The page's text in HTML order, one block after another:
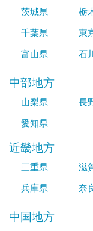
茨城県 栃
千葉県
東
富山県
石
中部地方
山梨県 長
愛知県
近畿地方
三重県 滋
兵庫県
奈
中国地方